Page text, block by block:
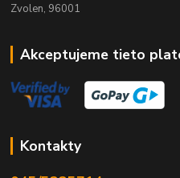
Zvolen, 96001
Akceptujeme tieto
Kontakty